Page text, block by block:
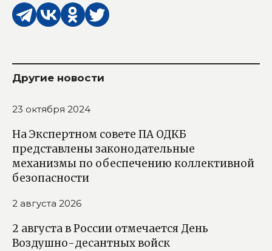
Другие новости
23 октября 2024
На Экспертном совете ПА ОДКБ
представлены законодательные
механизмы по обеспечению коллективной
безопасности
2 августа 2026
2 августа в России отмечается День
Воздушно-десантных войск